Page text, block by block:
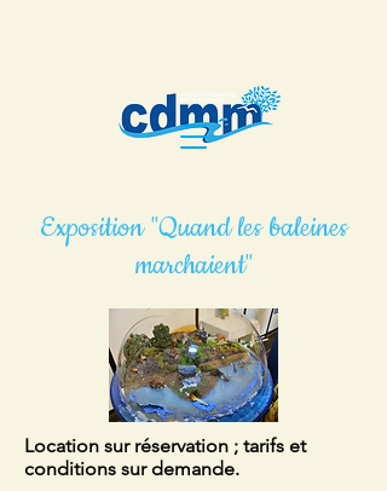
Exposition "Quand les baleines
marchaient"
Location sur réservation ; tarifs et
conditions sur demande.